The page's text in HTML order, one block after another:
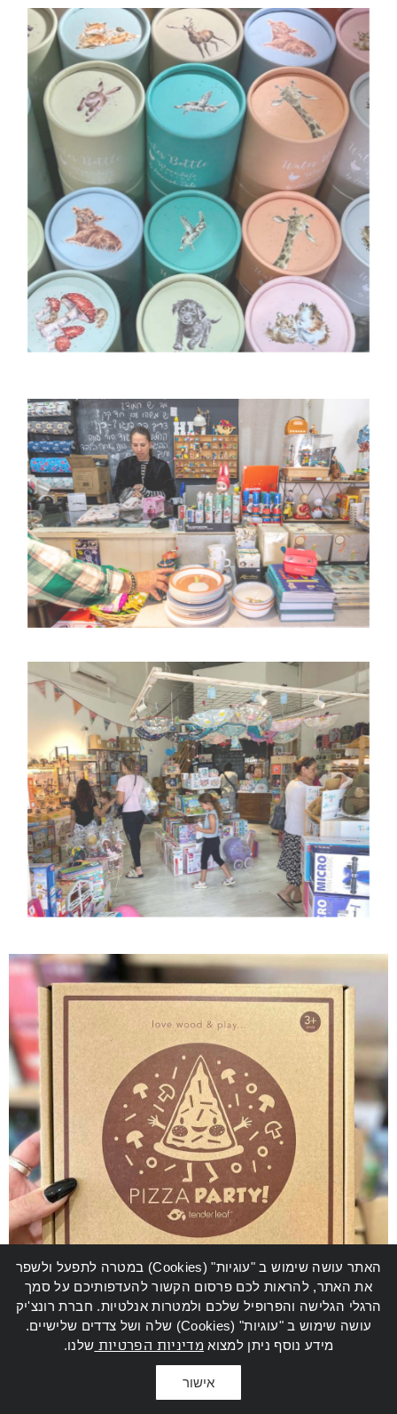
האתר עושה שימוש ב "עוגיות" (Cookies) במטרה לתפעל ולשפר
את האתר, להראות לכם פרסום הקשור להעדפותיכם על סמך
הרגלי הגלישה והפרופיל שלכם ולמטרות אנלטיות. חברת רונצ'יק
עושה שימוש ב "עוגיות" (Cookies) שלה ושל צדדים שלישיים.
מידע נוסף ניתן למצוא מדיניות הפרטיות שלנו.
אישור